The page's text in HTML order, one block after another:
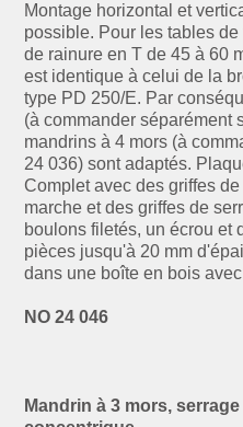
Montage horizontal et
possible. Pour les tables
de rainure en T de 45 à 60
est identique à celui de la
type PD 250/E. Par
(à commander séparément
mandrins à 4 mors (à
24 036) sont adaptés.
Complet avec des griffes
marche et des griffes de
boulons filetés, un écrou et
pièces jusqu'à 20 mm
dans une boîte en bois
NO 24 046
Mandrin à 3 mors, serrage